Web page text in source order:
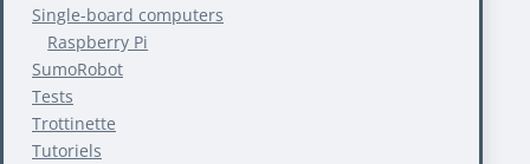
Single-board computers
Raspberry Pi
SumoRobot
Tests
Trottinette
Tutoriels